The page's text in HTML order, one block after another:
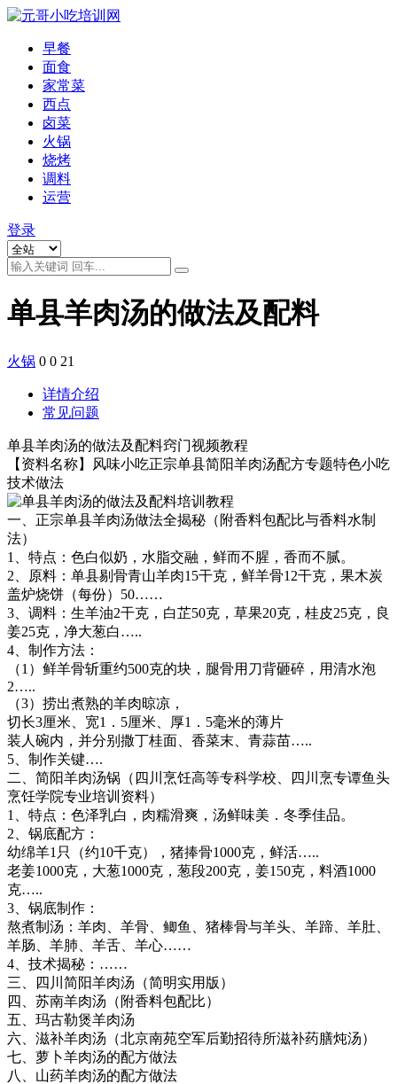
早餐
面食
家常菜
西点
卤菜
火锅
烧烤
调料
运营
登录
单县羊肉汤的做法及配料
火锅 0 0 21
详情介绍
常见问题
单县羊肉汤的做法及配料窍门视频教程
【资料名称】风味小吃正宗单县简阳羊肉汤配方专题特色小吃
技术做法
一、正宗单县羊肉汤做法全揭秘（附香料包配比与香料水制
法）
1、特点：色白似奶，水脂交融，鲜而不腥，香而不腻。
2、原料：单县剔骨青山羊肉15干克，鲜羊骨12干克，果木炭
盖炉烧饼（每份）50……
3、调料：生羊油2干克，白芷50克，草果20克，桂皮25克，良
姜25克，净大葱白…..
4、制作方法：
（1）鲜羊骨斩重约500克的块，腿骨用刀背砸碎，用清水泡
2…..
（3）捞出煮熟的羊肉晾凉，
切长3厘米、宽1．5厘米、厚1．5毫米的薄片
装人碗内，并分别撒丁桂面、香菜末、青蒜苗…..
5、制作关键….
二、简阳羊肉汤锅（四川烹饪高等专科学校、四川烹专谭鱼头
烹饪学院专业培训资料）
1、特点：色泽乳白，肉糯滑爽，汤鲜味美．冬季佳品。
2、锅底配方：
幼绵羊1只（约10千克），猪捧骨1000克，鲜活…..
老姜1000克，大葱1000克，葱段200克，姜150克，料酒1000
克…..
3、锅底制作：
熬煮制汤：羊肉、羊骨、鲫鱼、猪棒骨与羊头、羊蹄、羊肚、
羊肠、羊肺、羊舌、羊心……
4、技术揭秘：……
三、四川简阳羊肉汤（简明实用版）
四、苏南羊肉汤（附香料包配比）
五、玛古勒煲羊肉汤
六、滋补羊肉汤（北京南苑空军后勤招待所滋补药膳炖汤）
七、萝卜羊肉汤的配方做法
八、山药羊肉汤的配方做法